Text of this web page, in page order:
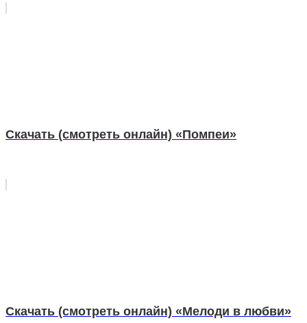
Скачать (смотреть онлайн) «Помпеи»
Скачать (смотреть онлайн) «Мелоди в любви»